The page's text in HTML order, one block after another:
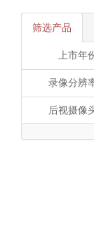
筛选产品
上市年
录像分辨
后视摄像